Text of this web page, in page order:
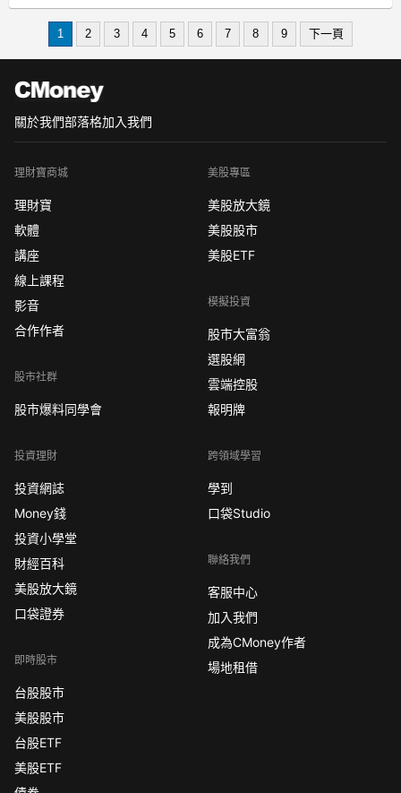
gap: 1rem !important;
1 2 3 4 5 6 7 8 9 下一頁
關於我們部落格加入我們
理財寶商城
理財寶
軟體
講座
線上課程
影音
合作作者
股市社群
股市爆料同學會
投資理財
投資網誌
Money錢
投資小學堂
財經百科
美股放大鏡
口袋證券
即時股市
台股股市
美股股市
台股ETF
美股ETF
美股專區
美股放大鏡
美股股市
美股ETF
模擬投資
股市大富翁
選股網
雲端控股
報明牌
跨領域學習
學到
口袋Studio
聯絡我們
客服中心
加入我們
成為CMoney作者
場地租借